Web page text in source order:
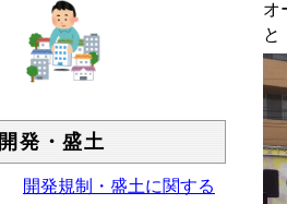
開発・盛土
開発規制・盛土に関する
オ
と